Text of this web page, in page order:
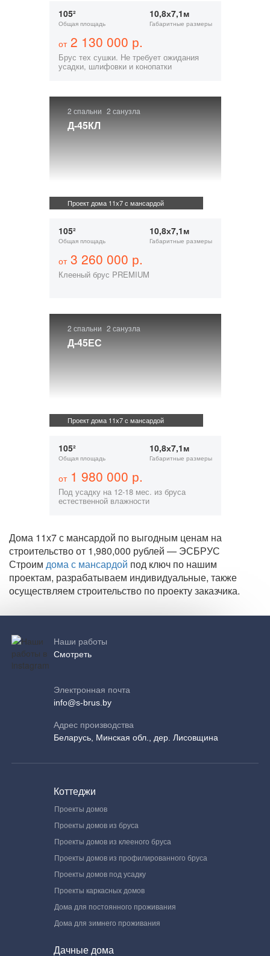
105²
Общая площадь
10,8х7,1м
Габаритные размеры
от2 130 000 р.
Брус тех сушки. Не требует ожидания
усадки, шлифовки и конопатки
2 спальни 2 санузла
Д-45КЛ
Проект дома 11х7 с мансардой
105²
Общая площадь
10,8х7,1м
Габаритные размеры
от3 260 000 р.
Клееный брус PREMIUM
2 спальни 2 санузла
Д-45ЕС
Проект дома 11х7 с мансардой
105²
Общая площадь
10,8х7,1м
Габаритные размеры
от1 980 000 р.
Под усадку на 12-18 мес. из бруса
естественной влажности
Дома 11х7 с мансардой по выгодным ценам на
строительство от 1,980,000 рублей — ЭСБРУС
Строим дома с мансардой под ключ по нашим
проектам, разрабатываем индивидуальные, также
осуществляем строительство по проекту заказчика.
Наши работы
Смотреть
Электронная почта
info@s-brus.by
Адрес производства
Беларусь, Минская обл., дер. Лисовщина
Коттеджи
Проекты домов
Проекты домов из бруса
Проекты домов из клееного бруса
Проекты домов из профилированного бруса
Проекты домов под усадку
Проекты каркасных домов
Дома для постоянного проживания
Дома для зимнего проживания
Дачные дома